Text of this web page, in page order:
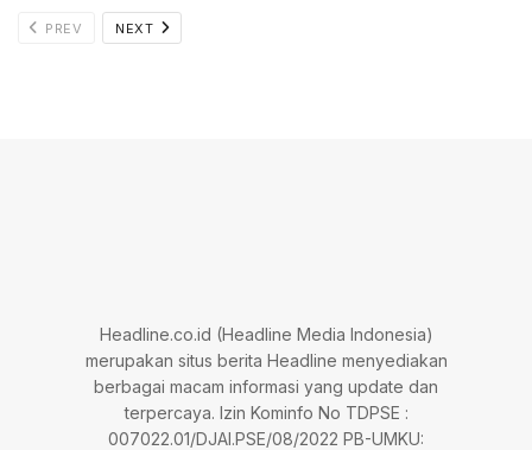
PREV NEXT
Headline.co.id (Headline Media Indonesia)
merupakan situs berita Headline menyediakan
berbagai macam informasi yang update dan
terpercaya. Izin Kominfo No TDPSE :
007022.01/DJAI.PSE/08/2022 PB-UMKU: